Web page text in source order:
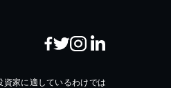
家に適しているわけでは